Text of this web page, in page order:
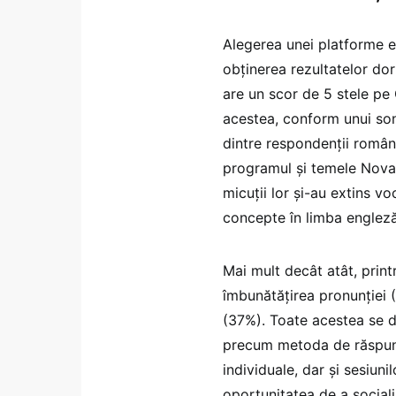
Alegerea unei platforme
obținerea rezultatelor
are un scor de 5 stele pe
acestea, conform unui
dintre respondenții
programul și temele
micuții lor și-au extins
concepte în limba
Mai mult decât atât,
îmbunătățirea pronunției
(37%). Toate acestea se
precum metoda de
individuale, dar și